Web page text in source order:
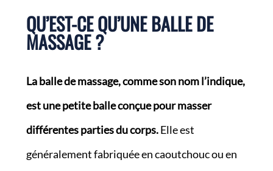
QU’EST-CE QU’UNE BALLE DE
MASSAGE ?
La balle de massage, comme son nom l’indique,
est une petite balle conçue pour masser
différentes parties du corps.Elle est
généralement fabriquée en caoutchouc ou en